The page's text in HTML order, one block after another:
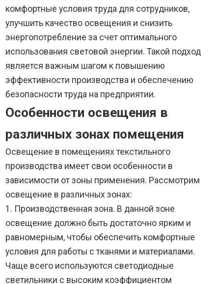
комфортные условия труда для сотрудников,
улучшить качество освещения и снизить
энергопотребление за счет оптимального
использования световой энергии. Такой подход
является важным шагом к повышению
эффективности производства и обеспечению
безопасности труда на предприятии.
Особенности освещения в
различных зонах помещения
Освещение в помещениях текстильного
производства имеет свои особенности в
зависимости от зоны применения. Рассмотрим
освещение в различных зонах:
1. Производственная зона. В данной зоне
освещение должно быть достаточно ярким и
равномерным, чтобы обеспечить комфортные
условия для работы с тканями и материалами.
Чаще всего используются светодиодные
светильники с высоким коэффициентом